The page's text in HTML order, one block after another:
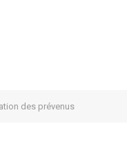
des prévenus